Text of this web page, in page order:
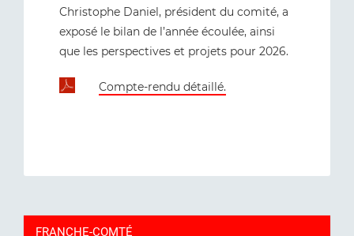
Christophe Daniel, président du comité, a
exposé le bilan de l’année écoulée, ainsi
que les perspectives et projets pour 2026.
Compte-rendu détaillé.
FRANCHE-COMTÉ